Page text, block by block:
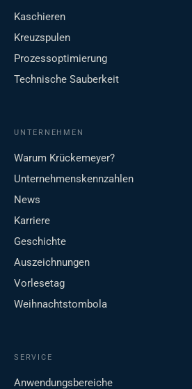
Kaschieren
Kreuzspulen
Prozessoptimierung
Technische Sauberkeit
UNTERNEHMEN
Warum Krückemeyer?
Unternehmenskennzahlen
News
Karriere
Geschichte
Auszeichnungen
Vorlesetag
Weihnachtstombola
SERVICE
Anwendungsbereiche